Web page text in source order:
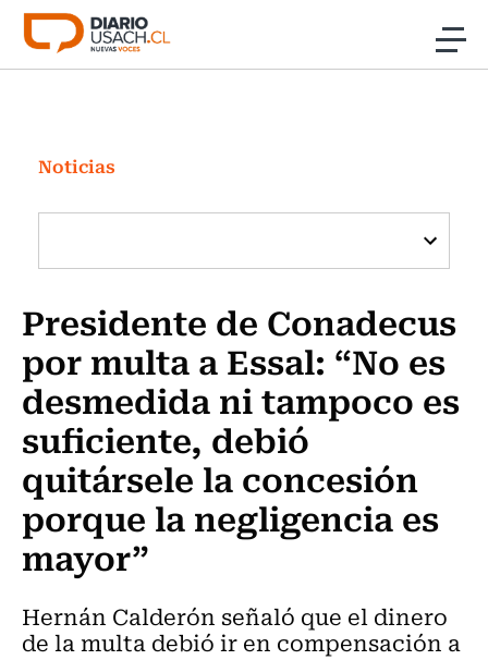
Click acá para ir directamente al contenido
Investigación
Cultura
Programas Radio y TV Usach
Noticias
Presidente de Conadecus
por multa a Essal: “No es
desmedida ni tampoco es
suficiente, debió
quitársele la concesión
porque la negligencia es
mayor”
Hernán Calderón señaló que el dinero
de la multa debió ir en compensación a